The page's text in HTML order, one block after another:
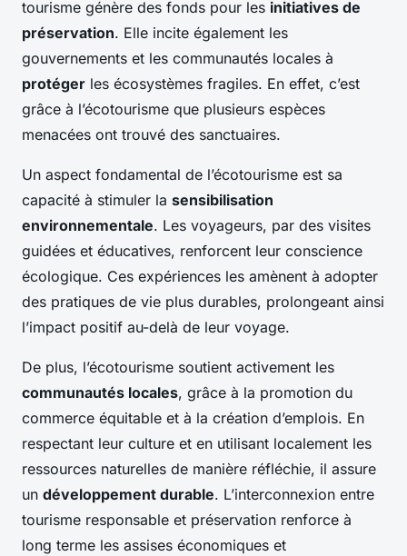
tourisme génère des fonds pour les initiatives de
préservation. Elle incite également les
gouvernements et les communautés locales à
protéger les écosystèmes fragiles. En effet, c’est
grâce à l’écotourisme que plusieurs espèces
menacées ont trouvé des sanctuaires.
Un aspect fondamental de l’écotourisme est sa
capacité à stimuler la sensibilisation
environnementale. Les voyageurs, par des visites
guidées et éducatives, renforcent leur conscience
écologique. Ces expériences les amènent à adopter
des pratiques de vie plus durables, prolongeant ainsi
l’impact positif au-delà de leur voyage.
De plus, l’écotourisme soutient activement les
communautés locales, grâce à la promotion du
commerce équitable et à la création d’emplois. En
respectant leur culture et en utilisant localement les
ressources naturelles de manière réfléchie, il assure
un développement durable. L’interconnexion entre
tourisme responsable et préservation renforce à
long terme les assises économiques et